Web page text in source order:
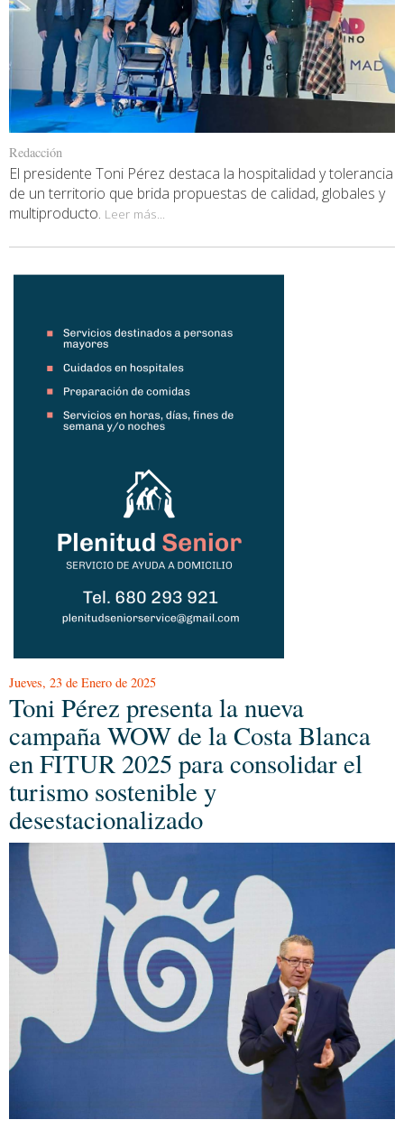
Redacción
El presidente Toni Pérez destaca la hospitalidad y tolerancia
de un territorio que brida propuestas de calidad, globales y
multiproducto. Leer más...
Jueves, 23 de Enero de 2025
Toni Pérez presenta la nueva
campaña WOW de la Costa Blanca
en FITUR 2025 para consolidar el
turismo sostenible y
desestacionalizado